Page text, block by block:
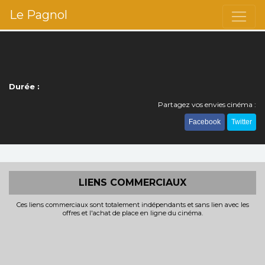
Le Pagnol
Durée :
Partagez vos envies cinéma :
Facebook Twitter
LIENS COMMERCIAUX
Ces liens commerciaux sont totalement indépendants et sans lien avec les
offres et l'achat de place en ligne du cinéma.